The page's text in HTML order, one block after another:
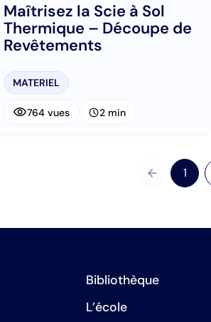
Maîtrisez la Scie à Sol
Thermique – Découpe de
Revêtements
MATERIEL
visibility764 vues schedule2 min
arrow_backPrécédent
1
Bibliothèque
L’école